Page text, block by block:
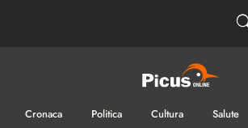
Cronaca Politica Cultura Salute